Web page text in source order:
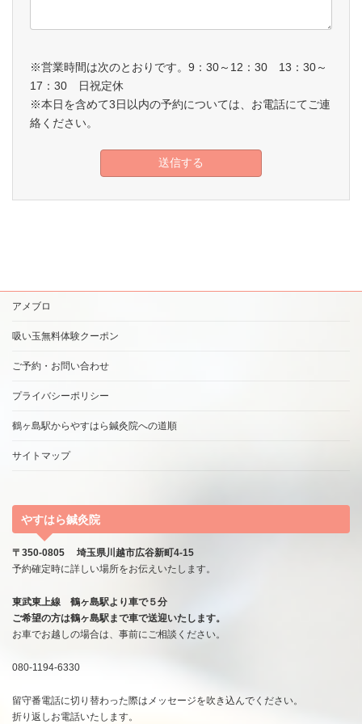
※営業時間は次のとおりです。9：30～12：30 13：30～
17：30 日祝定休
※本日を含めて3日以内の予約については、お電話にてご連
絡ください。
アメブロ
吸い玉無料体験クーポン
ご予約・お問い合わせ
プライバシーポリシー
鶴ヶ島駅からやすはら鍼灸院への道順
サイトマップ
やすはら鍼灸院
〒350-0805 埼玉県川越市広谷新町4-15
予約確定時に詳しい場所をお伝えいたします。
東武東上線 鶴ヶ島駅より車で５分
ご希望の方は鶴ヶ島駅まで車で送迎いたします。
お車でお越しの場合は、事前にご相談ください。
080-1194-6330
留守番電話に切り替わった際はメッセージを吹き込んでください。
折り返しお電話いたします。